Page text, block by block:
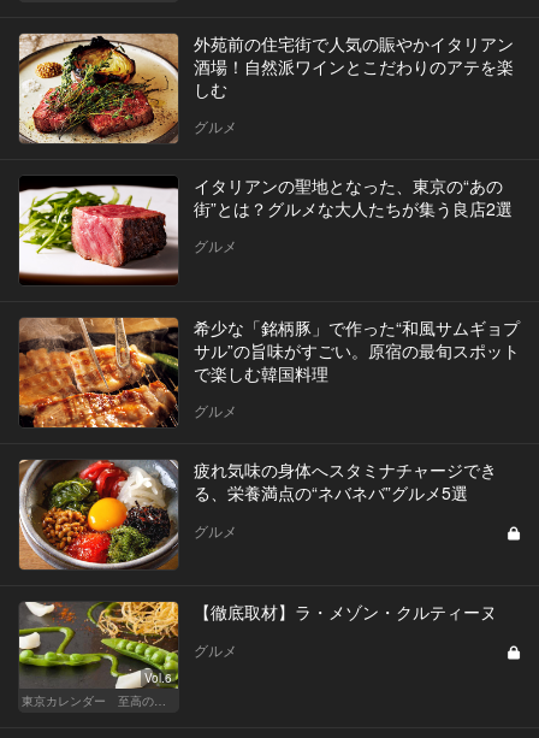
外苑前の住宅街で人気の賑やかイタリアン
酒場！自然派ワインとこだわりのアテを楽
しむ
グルメ
イタリアンの聖地となった、東京の“あの
街”とは？グルメな大人たちが集う良店2選
グルメ
希少な「銘柄豚」で作った“和風サムギョプ
サル”の旨味がすごい。原宿の最旬スポット
で楽しむ韓国料理
グルメ
疲れ気味の身体へスタミナチャージでき
る、栄養満点の“ネバネバ”グルメ5選
グルメ
Vol.6
【徹底取材】ラ・メゾン・クルティーヌ
グルメ